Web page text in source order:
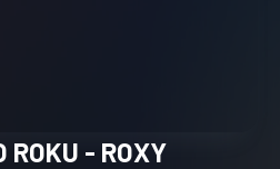
ROKU - ROXY